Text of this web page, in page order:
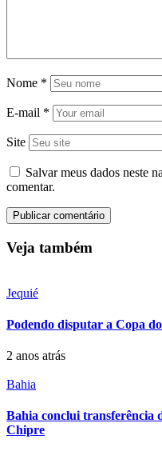
Nome *
E-mail *
Site
Salvar meus dados neste
comentar.
Veja também
Jequié
Podendo disputar a Copa
2 anos atrás
Bahia
Bahia conclui transferência
Chipre